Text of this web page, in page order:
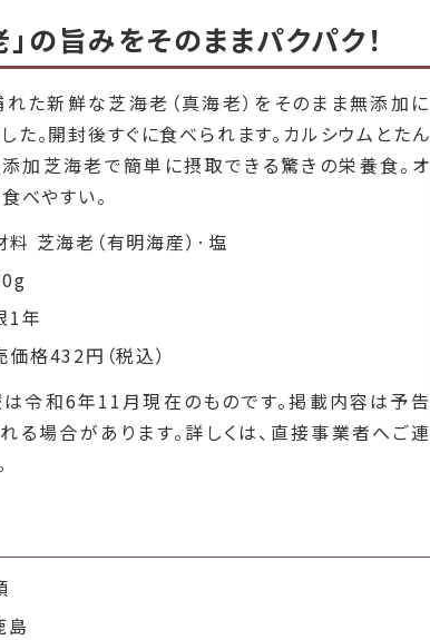
」の旨みをそのままパクパク！
た新鮮な芝海老（真海老）をそのまま無添加に
た。開封後すぐに食べられます。 カルシウムとたん
加芝海老で簡単に摂取できる驚きの栄養食。オ
べやすい。
芝海老（有明海産）·塩
1年
格432円（税込）
令和6年11月現在のものです。掲載内容は予告
る場合があります。詳しくは、直接事業者へご連
島